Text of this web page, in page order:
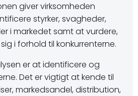
giver virksomheden
styrker, svagheder,
i markedet samt at vurdere,
i forhold til konkurrenterne.
er at identificere og
Det er vigtigt at kende til
markedsandel, distribution,